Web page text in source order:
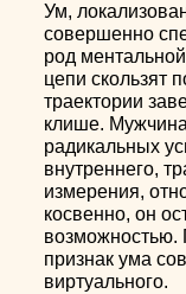
Ум,
совершенно
род
цепи скользят
траектории
клише.
радикальных
внутреннего,
измерения,
косвенно, он
возможностью.
признак ума
виртуального.